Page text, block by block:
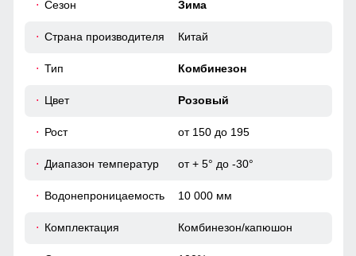
мембранном комбинезоне.Во время интенсивного
потели, а во время отдыха или нахождения в лагере —
холодном времени года.
Сезон Зима
Страна производителя Китай
Тип Комбинезон
Цвет Розовый
Рост от 150 до 195
Диапазон температур от + 5° до -30°
Водонепроницаемость 10 000 мм
Комплектация Комбинезон/капюшон